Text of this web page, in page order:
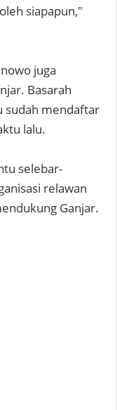
siapapun,"
juga
Basarah
sudah mendaftar
lalu.
selebar-
relawan
Ganjar.